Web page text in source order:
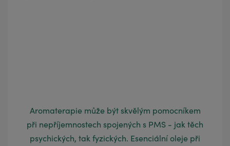
Aromaterapie může být skvělým pomocníkem
při nepříjemnostech spojených s PMS - jak těch
psychických, tak fyzických. Esenciální oleje při